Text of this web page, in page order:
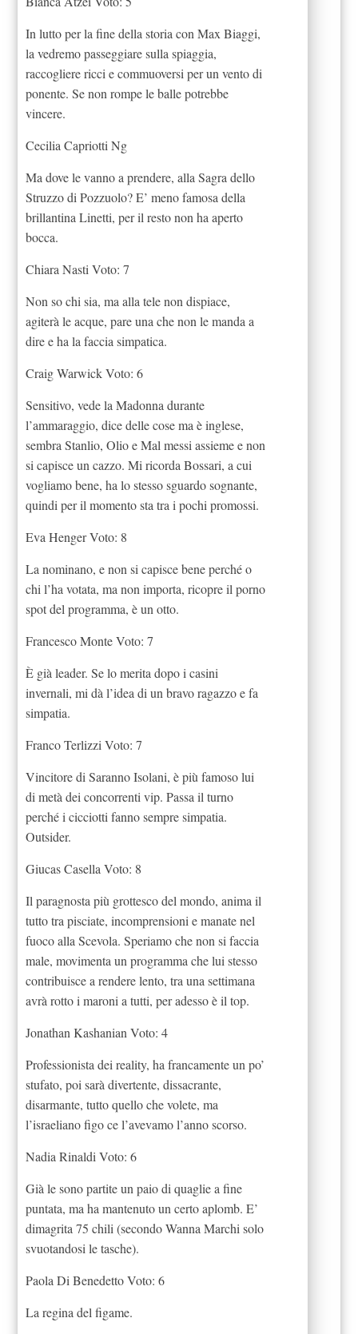
In lutto per la fine della storia con Max Biaggi,
la vedremo passeggiare sulla spiaggia,
raccogliere ricci e commuoversi per un vento di
ponente. Se non rompe le balle potrebbe
vincere.
Cecilia Capriotti Ng
Ma dove le vanno a prendere, alla Sagra dello
Struzzo di Pozzuolo? E’ meno famosa della
brillantina Linetti, per il resto non ha aperto
bocca.
Chiara Nasti Voto: 7
Non so chi sia, ma alla tele non dispiace,
agiterà le acque, pare una che non le manda a
dire e ha la faccia simpatica.
Craig Warwick Voto: 6
Sensitivo, vede la Madonna durante
l’ammaraggio, dice delle cose ma è inglese,
sembra Stanlio, Olio e Mal messi assieme e non
si capisce un cazzo. Mi ricorda Bossari, a cui
vogliamo bene, ha lo stesso sguardo sognante,
quindi per il momento sta tra i pochi promossi.
Eva Henger Voto: 8
La nominano, e non si capisce bene perché o
chi l’ha votata, ma non importa, ricopre il porno
spot del programma, è un otto.
Francesco Monte Voto: 7
È già leader. Se lo merita dopo i casini
invernali, mi dà l’idea di un bravo ragazzo e fa
simpatia.
Franco Terlizzi Voto: 7
Vincitore di Saranno Isolani, è più famoso lui
di metà dei concorrenti vip. Passa il turno
perché i cicciotti fanno sempre simpatia.
Outsider.
Giucas Casella Voto: 8
Il paragnosta più grottesco del mondo, anima il
tutto tra pisciate, incomprensioni e manate nel
fuoco alla Scevola. Speriamo che non si faccia
male, movimenta un programma che lui stesso
contribuisce a rendere lento, tra una settimana
avrà rotto i maroni a tutti, per adesso è il top.
Jonathan Kashanian Voto: 4
Professionista dei reality, ha francamente un po’
stufato, poi sarà divertente, dissacrante,
disarmante, tutto quello che volete, ma
l’israeliano figo ce l’avevamo l’anno scorso.
Nadia Rinaldi Voto: 6
Già le sono partite un paio di quaglie a fine
puntata, ma ha mantenuto un certo aplomb. E’
dimagrita 75 chili (secondo Wanna Marchi solo
svuotandosi le tasche).
Paola Di Benedetto Voto: 6
La regina del figame.